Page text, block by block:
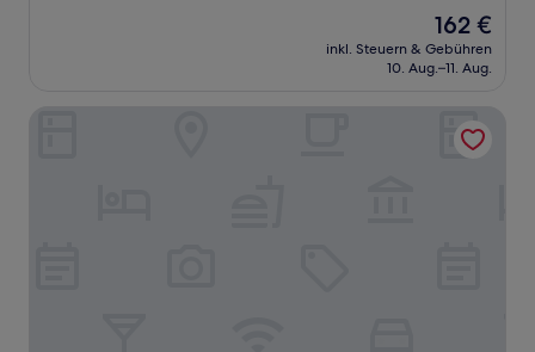
Der
Preis
beträgt
162 €
inkl. Steuern & Gebühren
10. Aug.–11. Aug.
HOTEL et APPARTEMENTS DOMAINE DES CLOS - Teritoria